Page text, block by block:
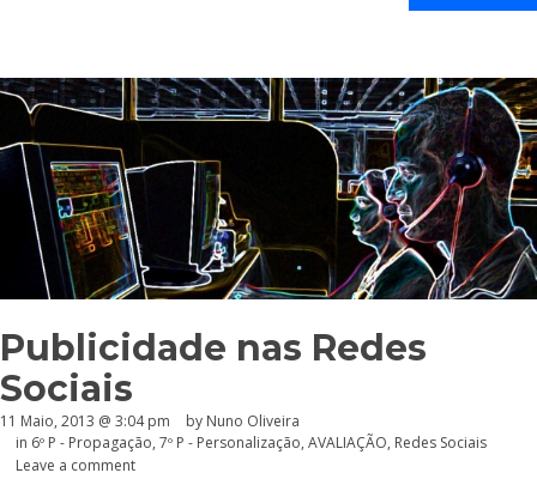
Publicidade nas Redes
Sociais
11 Maio, 2013 @ 3:04 pm
by Nuno Oliveira
in 6º P - Propagação, 7º P - Personalização, AVALIAÇÃO, Redes Sociais
Leave a comment